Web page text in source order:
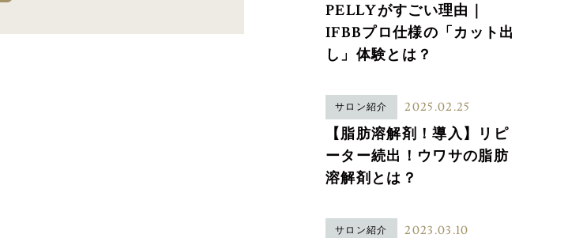
PELLYがすごい理由｜
IFBBプロ仕様の「カット出
し」体験とは？
サロン紹介 2025.02.25
【脂肪溶解剤！導入】リピ
ーター続出！ウワサの脂肪
溶解剤とは？
サロン紹介 2023.03.10